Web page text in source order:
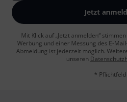
Jetzt
Mit Klick auf „Jetzt anmelden“
Werbung und einer Messung des E-
Abmeldung ist jederzeit möglich.
unseren
* Pflichtfeld